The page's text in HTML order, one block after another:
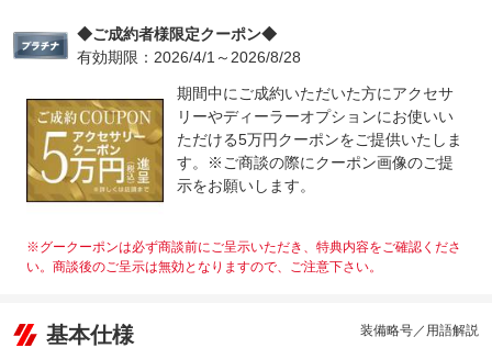
◆ご成約者様限定クーポン◆
有効期限：2026/4/1～2026/8/28
期間中にご成約いただいた方にアクセサ
リーやディーラーオプションにお使いい
ただける5万円クーポンをご提供いたしま
す。※ご商談の際にクーポン画像のご提
示をお願いします。
※グークーポンは必ず商談前にご呈示いただき、特典内容をご確認くださ
い。商談後のご呈示は無効となりますので、ご注意下さい。
基本仕様 装備略号／用語解説